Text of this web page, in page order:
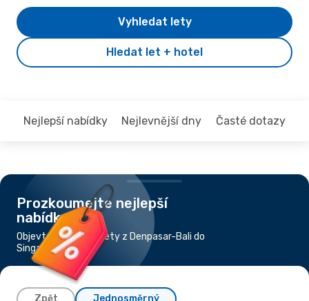
Hledat let + hotel
Vyhledat lety
Nejlepší nabídky Nejlevnější dny Časté dotazy
Prozkoumejte nejlepší
nabídky
Objevte nejlevnější lety z Denpasar-Bali do
Singapore
Zpět Jednosměrný